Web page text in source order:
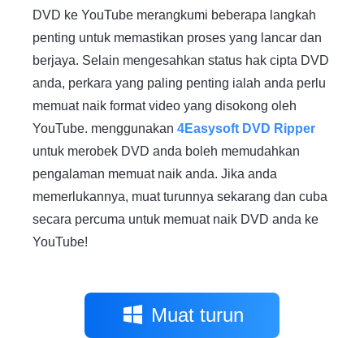
DVD ke YouTube merangkumi beberapa langkah
penting untuk memastikan proses yang lancar dan
berjaya. Selain mengesahkan status hak cipta DVD
anda, perkara yang paling penting ialah anda perlu
memuat naik format video yang disokong oleh
YouTube. menggunakan 4Easysoft DVD Ripper
untuk merobek DVD anda boleh memudahkan
pengalaman memuat naik anda. Jika anda
memerlukannya, muat turunnya sekarang dan cuba
secara percuma untuk memuat naik DVD anda ke
YouTube!
Muat turun